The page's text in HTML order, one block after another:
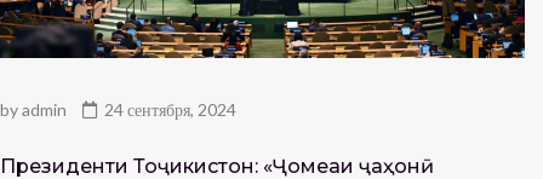
byadmin 24 сентября, 2024
Президенти Тоҷикистон: «Ҷомеаи ҷаҳонӣ